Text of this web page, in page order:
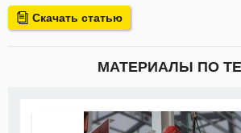
Скачать статью
МАТЕРИАЛЫ ПО